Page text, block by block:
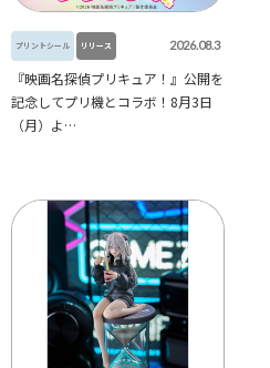
プリントシール リリース 2026.08.3
『映画名探偵プリキュア！』公開を
記念してプリ機とコラボ！8月3日
（月）よ…